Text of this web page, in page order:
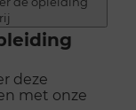
deze
met onze